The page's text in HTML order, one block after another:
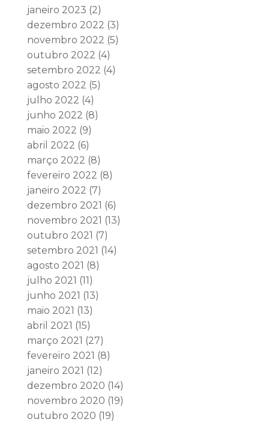
janeiro 2023 (2)
dezembro 2022 (3)
novembro 2022 (5)
outubro 2022 (4)
setembro 2022 (4)
agosto 2022 (5)
julho 2022 (4)
junho 2022 (8)
maio 2022 (9)
abril 2022 (6)
março 2022 (8)
fevereiro 2022 (8)
janeiro 2022 (7)
dezembro 2021 (6)
novembro 2021 (13)
outubro 2021 (7)
setembro 2021 (14)
agosto 2021 (8)
julho 2021 (11)
junho 2021 (13)
maio 2021 (13)
abril 2021 (15)
março 2021 (27)
fevereiro 2021 (8)
janeiro 2021 (12)
dezembro 2020 (14)
novembro 2020 (19)
outubro 2020 (19)